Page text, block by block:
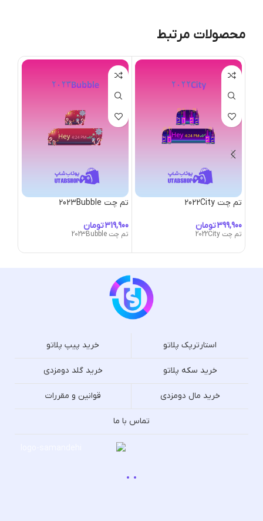
محصولات مرتبط
تم چت 2022City
تومان
تم چت 2022City
تم چت 2023Bubble
تومان
تم چت 2023Bubble
استارترپک پلاتو خرید پیپ پلاتو
خرید سکه پلاتو خرید گلد دومزدی
خرید مال دومزدی قوانین و مقررات
تماس با ما